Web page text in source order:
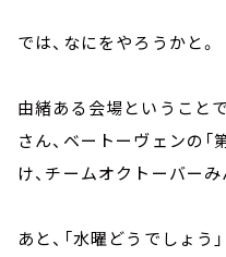
では、なにをやろうかと。
由緒ある会場ということ
さん、ベートーヴェンの
け、チームオクトーバー
あと、「水曜どうでしょ